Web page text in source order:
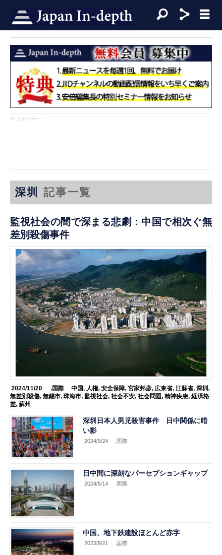
※ スポンサー
深圳 記事一覧
監視社会の闇で深まる悲劇：中国で相次ぐ無
差別殺傷事件
2024/11/20 .国際 中国, 人権, 安全保障, 宮家邦彦, 広東省, 江蘇省, 深圳 ,
無差別殺傷,無錫市,珠海市, 監視社会,社会不安,社会問題,精神疾患,経済格
差,蘇州
深圳日本人男児殺害事件 日中関係に暗
い影
2024/9/24 .国際
日中間に深刻なパーセプションギャップ
2024/5/14 .国際
中国、地下鉄建設ほとんど赤字
2023/9/21 .国際